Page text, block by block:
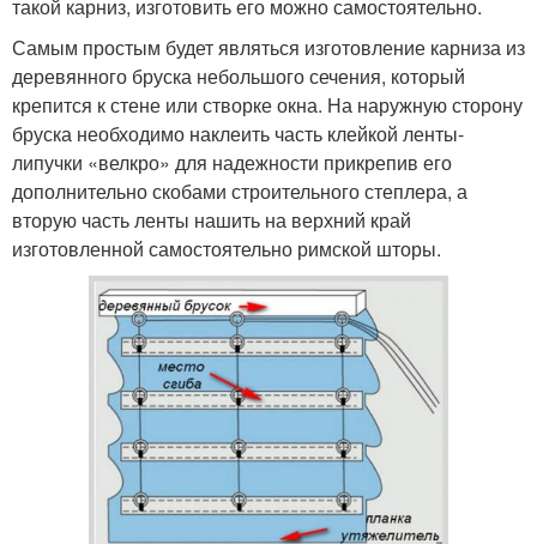
такой карниз, изготовить его можно самостоятельно.
Самым простым будет являться изготовление карниза из
деревянного бруска небольшого сечения, который
крепится к стене или створке окна. На наружную сторону
бруска необходимо наклеить часть клейкой ленты-
липучки «велкро» для надежности прикрепив его
дополнительно скобами строительного степлера, а
вторую часть ленты нашить на верхний край
изготовленной самостоятельно римской шторы.